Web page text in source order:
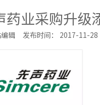
药业采购升级
辑 发布时间： 2017-11-